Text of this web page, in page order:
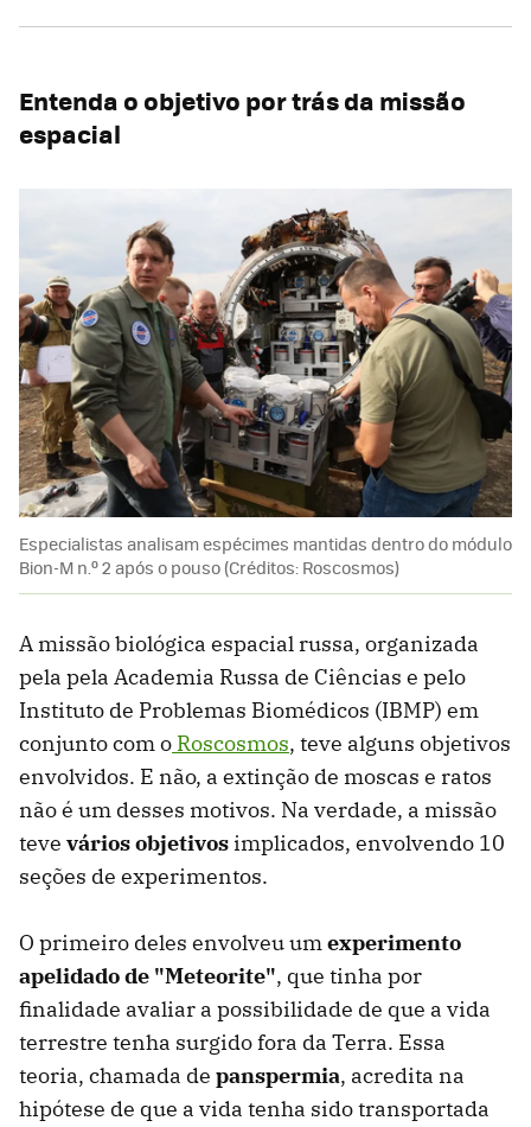
Entenda o objetivo por trás da missão
espacial
Especialistas analisam espécimes mantidas dentro do módulo
Bion-M n.º 2 após o pouso (Créditos: Roscosmos)
A missão biológica espacial russa, organizada
pela pela Academia Russa de Ciências e pelo
Instituto de Problemas Biomédicos (IBMP) em
conjunto com o Roscosmos, teve alguns objetivos
envolvidos. E não, a extinção de moscas e ratos
não é um desses motivos. Na verdade, a missão
teve vários objetivos implicados, envolvendo 10
seções de experimentos.
O primeiro deles envolveu umexperimento
apelidado de "Meteorite", que tinha por
finalidade avaliar a possibilidade de que a vida
terrestre tenha surgido fora da Terra. Essa
teoria, chamada de panspermia, acredita na
hipótese de que a vida tenha sido transportada